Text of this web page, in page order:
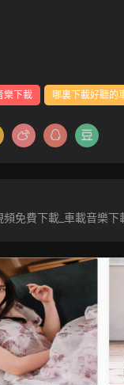
樂下載 哪裏下載好聽的
頻免費下載_車載音樂下